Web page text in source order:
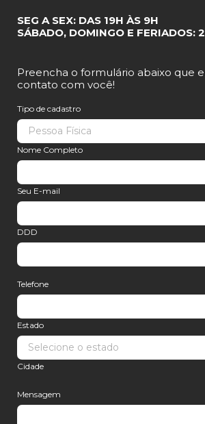
SEG A SEX: DAS 19H ÀS 9H
SÁBADO, DOMINGO E FERIADOS:
Preencha o formulário abaixo que
contato com você!
Tipo de cadastro
Nome Completo
Seu E-mail
DDD
Telefone
Estado
Cidade
Mensagem